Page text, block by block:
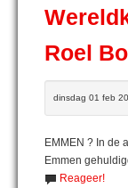
Roel
dinsdag 01 feb
EMMEN ? In de
Emmen
Reageer!